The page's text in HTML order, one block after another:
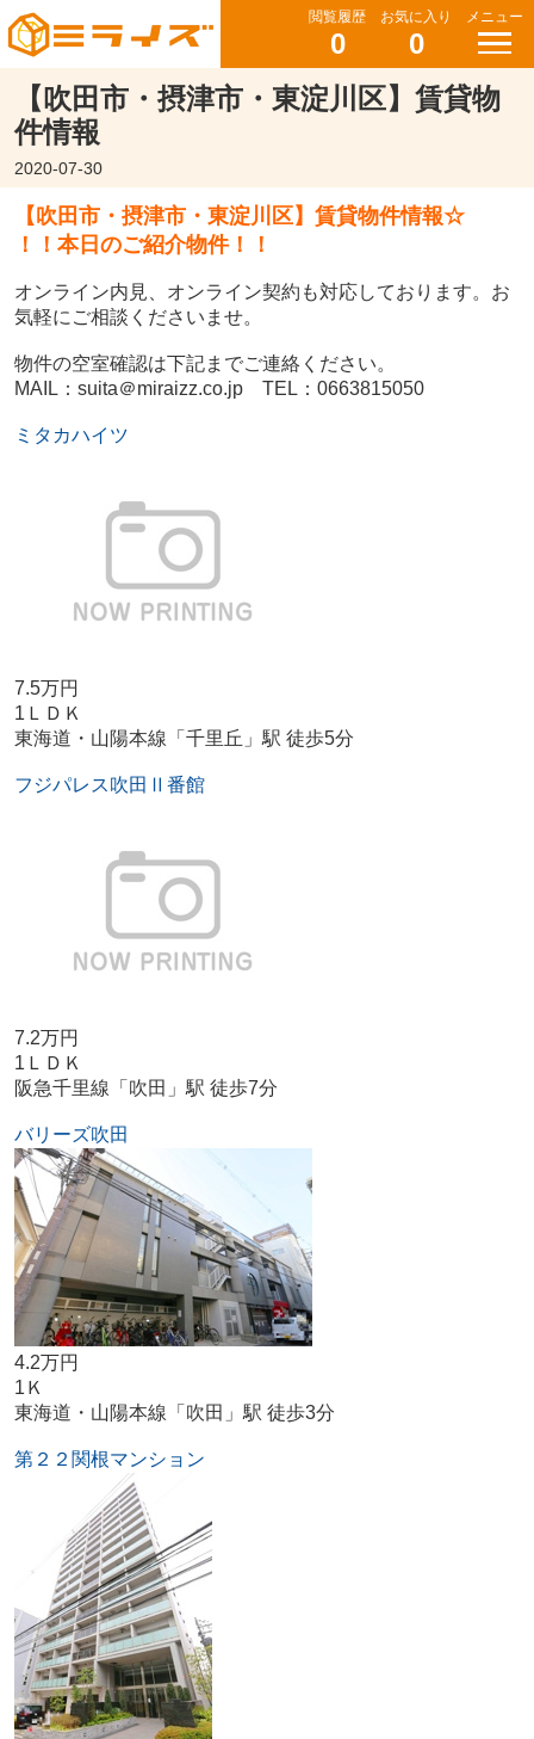
閲覧履歴
0
お気に入り
0
メニュー
【吹田市・摂津市・東淀川区】賃貸物
件情報
2020-07-30
【吹田市・摂津市・東淀川区】賃貸物件情報☆
！！本日のご紹介物件！！
オンライン内見、オンライン契約も対応しております。お
気軽にご相談くださいませ。
物件の空室確認は下記までご連絡ください。
MAIL：suita＠miraizz.co.jp TEL：0663815050
ミタカハイツ
7.5万円
1ＬＤＫ
東海道・山陽本線「千里丘」駅 徒歩5分
フジパレス吹田Ⅱ番館
7.2万円
1ＬＤＫ
阪急千里線「吹田」駅 徒歩7分
バリーズ吹田
4.2万円
1Ｋ
東海道・山陽本線「吹田」駅 徒歩3分
第２２関根マンション